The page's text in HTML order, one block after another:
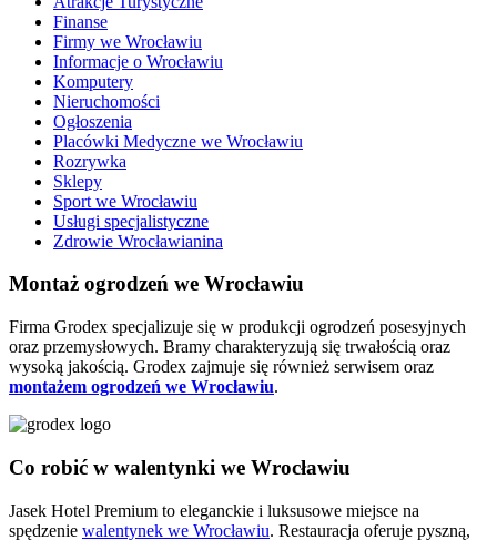
Finanse
Firmy we Wrocławiu
Informacje o Wrocławiu
Komputery
Nieruchomości
Ogłoszenia
Placówki Medyczne we Wrocławiu
Rozrywka
Sklepy
Sport we Wrocławiu
Usługi specjalistyczne
Zdrowie Wrocławianina
Montaż ogrodzeń we Wrocławiu
Firma Grodex specjalizuje się w produkcji ogrodzeń posesyjnych
oraz przemysłowych. Bramy charakteryzują się trwałością oraz
wysoką jakością. Grodex zajmuje się również serwisem oraz
montażem ogrodzeń we Wrocławiu.
Co robić w walentynki we Wrocławiu
Jasek Hotel Premium to eleganckie i luksusowe miejsce na
spędzenie walentynek we Wrocławiu. Restauracja oferuje pyszną,